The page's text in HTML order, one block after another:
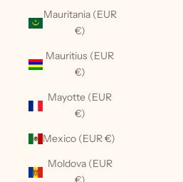
Mauritania (EUR
€)
Mauritius (EUR
€)
Mayotte (EUR
€)
Mexico (EUR €)
Moldova (EUR